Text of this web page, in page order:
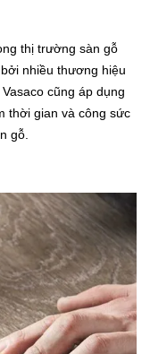
thị trường sàn gỗ
nhiều thương hiệu
cũng áp dụng
thời gian và công sức
gỗ.